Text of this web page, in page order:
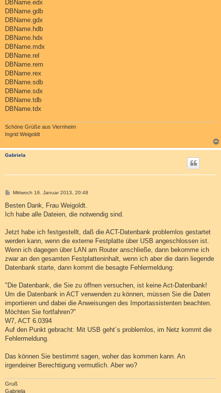
DBName.edx
DBName.gdb
DBName.gdx
DBName.hdb
DBName.hdx
DBName.mdx
DBName.rel
DBName.rem
DBName.rex
DBName.sdb
DBName.sdx
DBName.tdb
DBName.tdx
Schöne Grüße aus Viernheim
Ingrid Weigoldt
Gabriela
B
i
r
Mittwoch 16. Januar 2013, 20:48
Besten Dank, Frau Weigoldt.
Ich habe alle Dateien, die notwendig sind.
Jetzt habe ich festgestellt, daß die ACT-Datenbank problemlos gestartet
werden kann, wenn die externe Festplatte über USB angeschlossen ist.
Wenn ich dagegen über LAN am Router anschließe, dann bekomme ich
zwar an den gesamten Festplatteninhalt, wenn ich aber die darin liegende
Datenbank starte, dann kommt die besagte Fehlermeldung:
"Die Datenbank, die Sie zu öffnen versuchen, ist keine Act-Datenbank!
Um die Datenbank in ACT verwenden zu können, müssen Sie die Daten
importieren und dabei die Anweisungen des Importassistenten beachten.
Möchten Sie fortfahren?"
W7, ACT 6.0394
Auf den Punkt gebracht: Mit USB geht´s problemlos, im Netz kommt die
Fehlermeldung.
Das können Sie bestimmt sagen, woher das kommen kann. An
irgendeiner Berechtigung vermutlich. Aber wo?
Gruß
Gabriela